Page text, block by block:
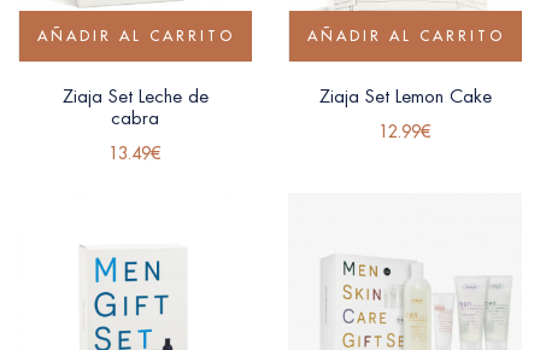
AÑADIR AL CARRITO
Ziaja Set Leche de
cabra
13.49€
AÑADIR AL CARRITO
Ziaja Set Lemon Cake
12.99€